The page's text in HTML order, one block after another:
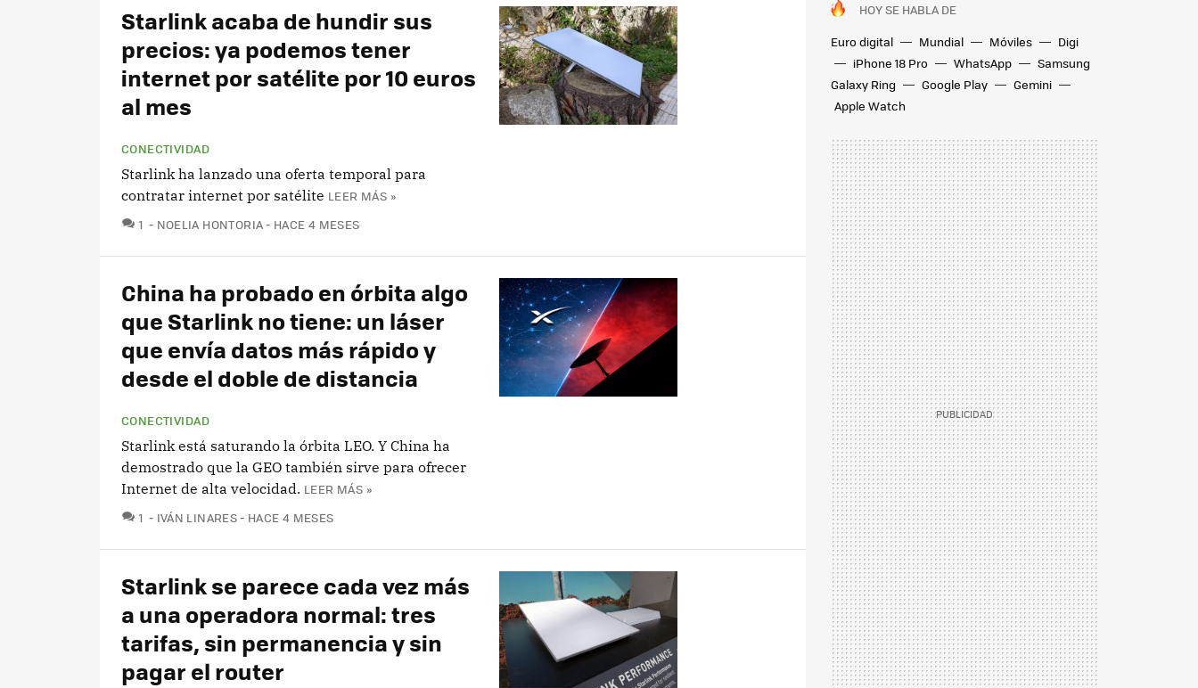
HOY SE HABLA DE
Euro digital
Mundial Móviles
Digi
iPhone 18 Pro
WhatsApp
Samsung
Galaxy Ring
Google Play
Gemini
Apple Watch
Starlink acaba de hundir sus
precios: ya podemos tener
internet por satélite por 10 euros
al mes
CONECTIVIDAD
Starlink ha lanzado una oferta temporal para
contratar internet por satélite LEER MÁS »
1 COMENTARIOS
NOELIA HONTORIA HACE 4 MESES
China ha probado en órbita algo
que Starlink no tiene: un láser
que envía datos más rápido y
desde el doble de distancia
CONECTIVIDAD
Starlink está saturando la órbita LEO. Y China ha
demostrado que la GEO también sirve para ofrecer
Internet de alta velocidad. LEER MÁS »
1 COMENTARIOS
IVÁN LINARES HACE 4 MESES
Starlink se parece cada vez más
a una operadora normal: tres
tarifas, sin permanencia y sin
pagar el router